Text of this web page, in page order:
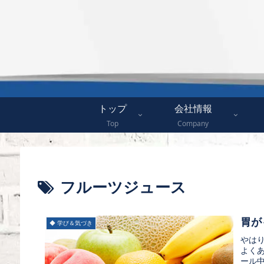
トップ
Top
会社情報
Company
フルーツジュース
◆ 学び＆気づき 胃
やは
よく
ール